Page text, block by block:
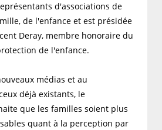
d'associations de
de l'enfance et est présidée
Deray, membre honoraire du
de l'enfance.
médias et au
déjà existants, le
que les familles soient plus
quant à la perception par